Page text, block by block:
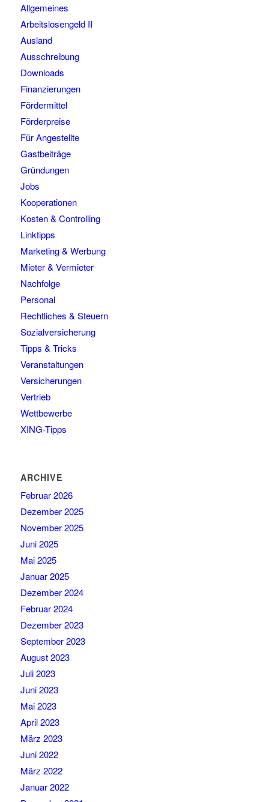
Allgemeines
Arbeitslosengeld II
Ausland
Ausschreibung
Downloads
Finanzierungen
Fördermittel
Förderpreise
Für Angestellte
Gastbeiträge
Gründungen
Jobs
Kooperationen
Kosten & Controlling
Linktipps
Marketing & Werbung
Mieter & Vermieter
Nachfolge
Personal
Rechtliches & Steuern
Sozialversicherung
Tipps & Tricks
Veranstaltungen
Versicherungen
Vertrieb
Wettbewerbe
XING-Tipps
ARCHIVE
Februar 2026
Dezember 2025
November 2025
Juni 2025
Mai 2025
Januar 2025
Dezember 2024
Februar 2024
Dezember 2023
September 2023
August 2023
Juli 2023
Juni 2023
Mai 2023
April 2023
März 2023
Juni 2022
März 2022
Januar 2022